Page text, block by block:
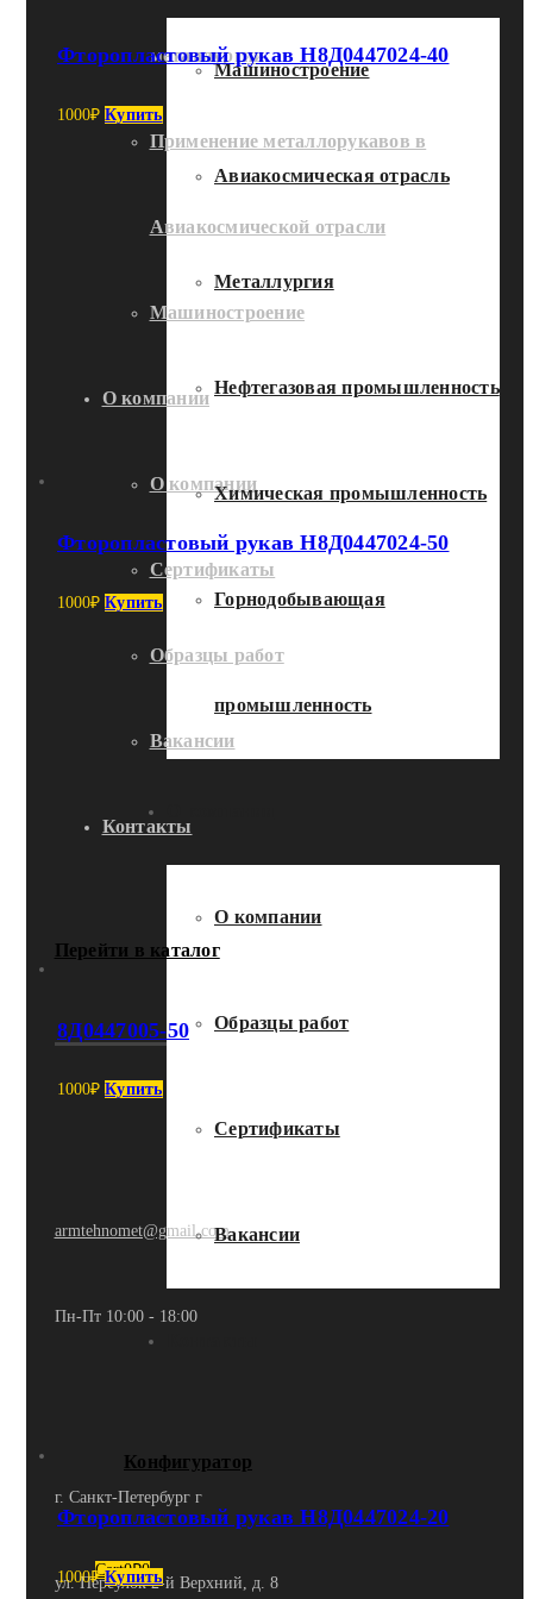
металлургии
Применение металлорукавов в
Авиакосмической отрасли
Машиностроение
О компании
О компании
Сертификаты
Образцы работ
Вакансии
Контакты
Перейти в каталог
armtehnomet@gmail.com
Пн-Пт 10:00 - 18:00
г. Санкт-Петербург г
ул. Переулок 2-й Верхний, д. 8
Машиностроение
Авиакосмическая отрасль
Металлургия
Нефтегазовая промышленность
Химическая промышленность
Горнодобывающая
промышленность
О компании
Образцы работ
Сертификаты
Вакансии
Конфигуратор
Cart0₽0
Фторопластовый рукав Н8Д0447024-40
1000₽ Купить
Фторопластовый рукав Н8Д0447024-50
1000₽ Купить
8Д0447005-50
1000₽ Купить
Фторопластовый рукав Н8Д0447024-20
1000₽ Купить